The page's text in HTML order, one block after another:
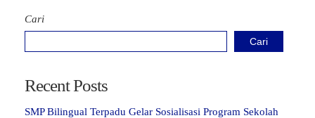
Cari
Cari
Recent Posts
SMP Bilingual Terpadu Gelar Sosialisasi Program Sekolah